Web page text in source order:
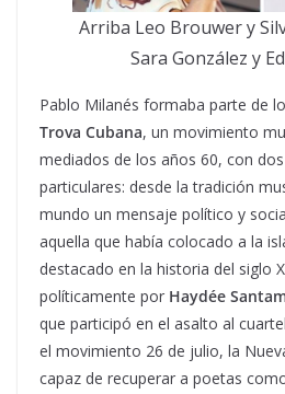
Arriba Leo Brouwer y
Sara González y
Pablo Milanés formaba parte de
Trova Cubana, un movimiento
mediados de los años 60, con
particulares: desde la tradición
mundo un mensaje político y
aquella que había colocado a la
destacado en la historia del siglo
políticamente por Haydée
que participó en el asalto al
el movimiento 26 de julio, la
capaz de recuperar a poetas